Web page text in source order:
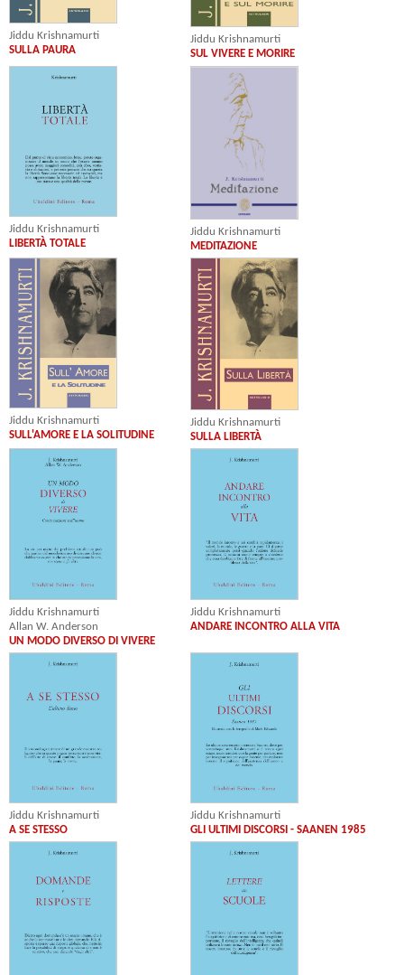
Jiddu Krishnamurti
SULLA PAURA
Jiddu Krishnamurti
SUL VIVERE E MORIRE
Jiddu Krishnamurti
LIBERTÀ TOTALE
Jiddu Krishnamurti
MEDITAZIONE
Jiddu Krishnamurti
SULL'AMORE E LA SOLITUDINE
Jiddu Krishnamurti
SULLA LIBERTÀ
Jiddu Krishnamurti
Allan W. Anderson
UN MODO DIVERSO DI VIVERE
Jiddu Krishnamurti
ANDARE INCONTRO ALLA VITA
Jiddu Krishnamurti
A SE STESSO
Jiddu Krishnamurti
GLI ULTIMI DISCORSI - SAANEN 1985